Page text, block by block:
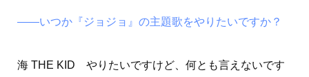
――いつか『ジョジョ』の主題歌をやりたいですか？
海 THE KID やりたいですけど、何とも言えないです